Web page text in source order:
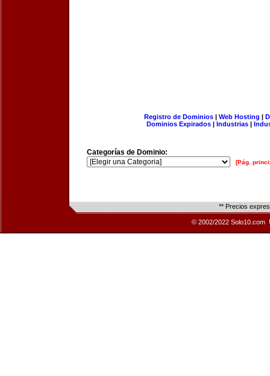
Registro de Dominios| Web Hosting |
Dominios Expirados | Industrias |
Categorías de Dominio:
[Pág.
** Precios
© 2002/2022 Solo10.com